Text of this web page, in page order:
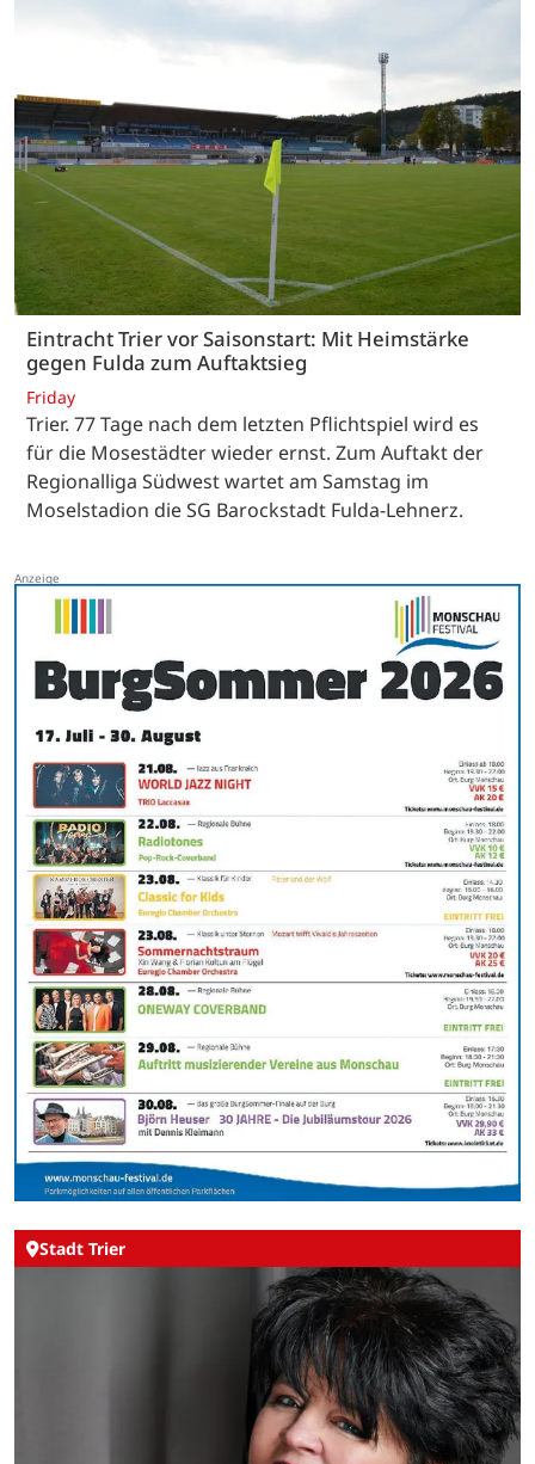
Eintracht Trier vor Saisonstart: Mit Heimstärke
gegen Fulda zum Auftaktsieg
Friday
Trier. 77 Tage nach dem letzten Pflichtspiel wird es
für die Mosestädter wieder ernst. Zum Auftakt der
Regionalliga Südwest wartet am Samstag im
Moselstadion die SG Barockstadt Fulda-Lehnerz.
Stadt Trier